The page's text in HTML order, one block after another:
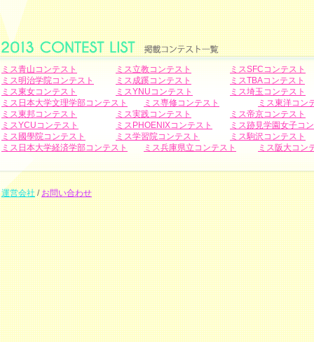
ミス青山コンテスト ミス立教コンテスト
ミスSFCコンテスト
ミス明治学院コンテスト
ミス成蹊コンテスト
ミスTBAコンテスト
ミス東女コンテスト
ミスYNUコンテスト
ミス埼玉コンテスト
ミス日本大学文理学部コンテスト
ミス専修コンテスト
ミス東洋コン
ミス東邦コンテスト
ミス実践コンテスト
ミス帝京コンテスト
ミスYCUコンテスト
ミスPHOENIXコンテスト
ミス跡見学園女子コ
ミス國學院コンテスト
ミス学習院コンテスト
ミス駒沢コンテスト
ミス日本大学経済学部コンテスト
ミス兵庫県立コンテスト ミス阪大コン
運営会社/お問い合わせ